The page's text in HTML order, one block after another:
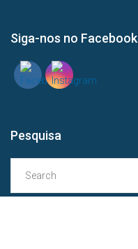
Siga-nos no Facebook
Pesquisa